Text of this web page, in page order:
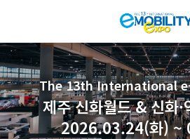
The 13th International
제주 신화월드 & 신화·
2026.03.24(화) ~